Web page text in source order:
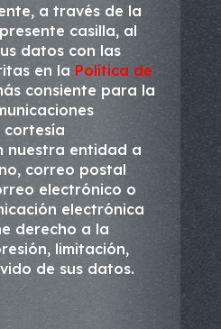
a través de la
casilla, al
datos con las
en la Política de
consiente para la
cortesía
nuestra entidad a
correo postal
electrónico o
electrónica
derecho a la
limitación,
de sus datos.